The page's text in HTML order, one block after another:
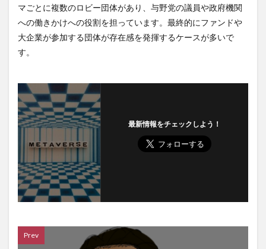
マごとに複数のロビー団体があり、与野党の議員や政府機関
への働きかけへの役割を担っています。最終的にファンドや
大企業が参加する団体が存在感を発揮するケースが多いで
す。
最新情報をチェックしよう！
Prev